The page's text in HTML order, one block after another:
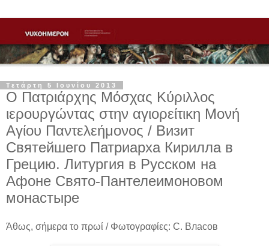
Τετάρτη 5 Ιουνίου 2013
Ο Πατριάρχης Μόσχας Κύριλλος
ιερουργώντας στην αγιορείτικη Μονή
Αγίου Παντελεήμονος / Визит
Святейшего Патриарха Кирилла в
Грецию. Литургия в Русском на
Афоне Свято-Пантелеимоновом
монастыре
Άθως, σήμερα το πρωί / Φωτογραφίες: С. Власов